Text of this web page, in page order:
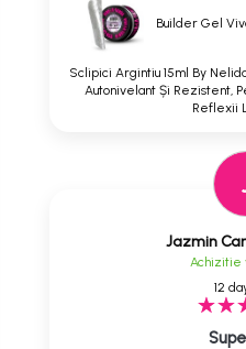
Builder Gel
Sclipici Argintiu 15ml By
Autonivelant Și Rezistent,
Reflexii
Jazmin
Achizitie
12